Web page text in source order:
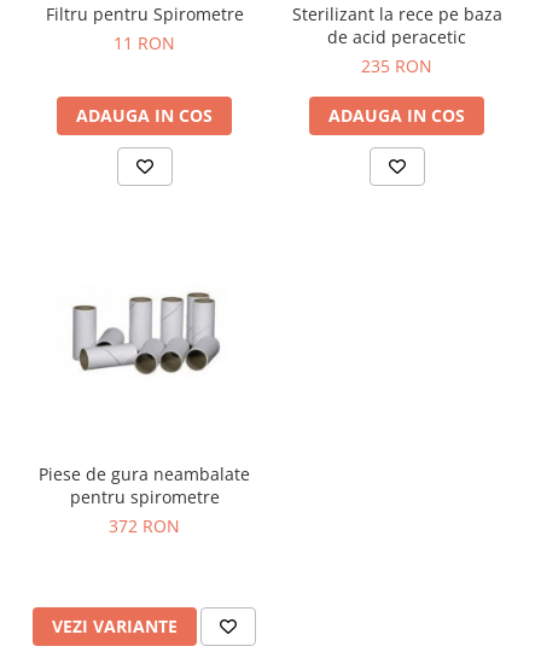
Filtru pentru Spirometre
11 RON
ADAUGA IN COS
Sterilizant la rece pe baza
de acid peracetic
235 RON
ADAUGA IN COS
Piese de gura neambalate
pentru spirometre
372 RON
VEZI VARIANTE